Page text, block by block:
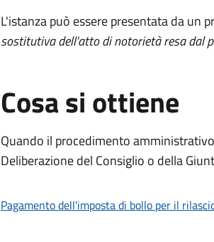
L'istanza può essere presentata da un
sostitutiva dell'atto di notorietà resa dal
Cosa si ottiene
Quando il procedimento
Deliberazione del Consiglio o della
Pagamento dell'imposta di bollo per il